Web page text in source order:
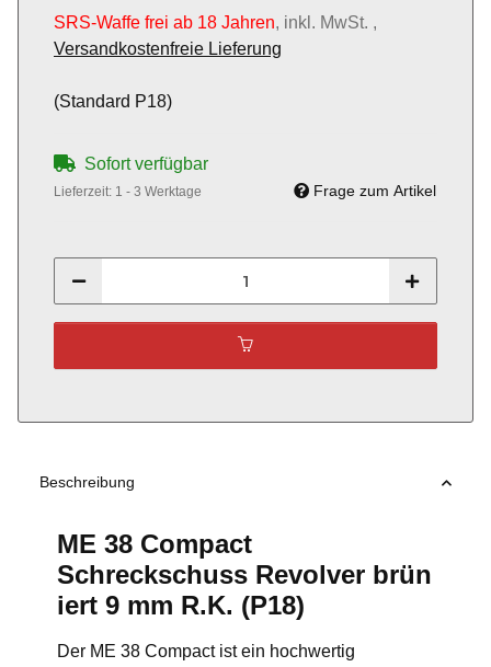
SRS-Waffe frei ab 18 Jahren, inkl. MwSt. ,
Versandkostenfreie Lieferung
(Standard P18)
Sofort verfügbar
Lieferzeit: 1 - 3 Werktage Frage zum Artikel
Beschreibung
ME 38 Compact
Schreckschuss Revolver brün
iert 9 mm R.K. (P18)
Der ME 38 Compact ist ein hochwertig